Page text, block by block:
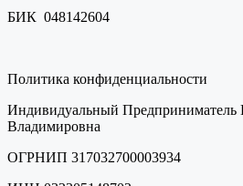
БИК 048142604
Политика конфиденциальности
Индивидуальный Предприниматель
Владимировна
ОГРНИП 317032700003934